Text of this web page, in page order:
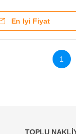
En Iyi Fiyat
1
TOPLU